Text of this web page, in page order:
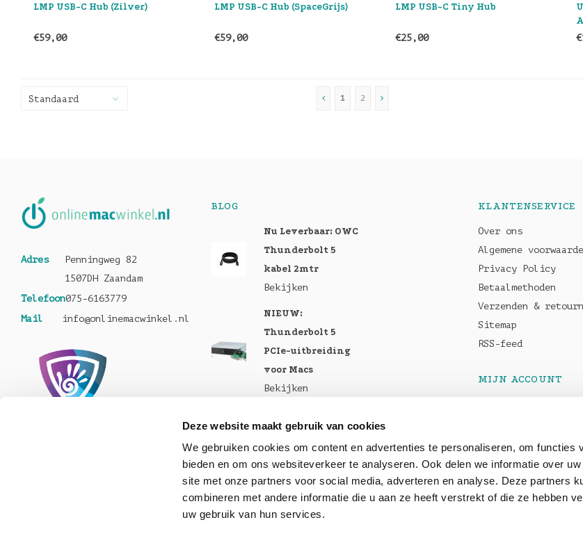
Deze website maakt gebruik van cookies
We gebruiken cookies om content en advertenties te personaliseren, om functies
bieden en om ons websiteverkeer te analyseren. Ook delen we informatie over
site met onze partners voor social media, adverteren en analyse. Deze partners
combineren met andere informatie die u aan ze heeft verstrekt of die ze hebben
uw gebruik van hun services.
LMP USB-C Hub (Zilver)
€59,00
LMP USB-C Hub (SpaceGrijs)
€59,00
LMP USB-C Tiny Hub
€25,00
Standaard 1 2
Adres
Penningweg 82
1507DH Zaandam
Telefoon075-6163779
Mail
info@onlinemacwinkel.nl
BLOG
Nu Leverbaar: OWC
Thunderbolt 5
kabel 2mtr
Bekijken
NIEUW:
Thunderbolt 5
PCIe-uitbreiding
voor Macs
Bekijken
MacBook Pro M5
Pro en M5 Max
Bekijken
Nu leverbaar: OWC
Helios 5S
KLANTENSERVICE
Over ons
Algemene
Privacy Policy
Betaalmethoden
Verzenden &
Sitemap
RSS-feed
MIJN ACCOUNT
Mijn tickets